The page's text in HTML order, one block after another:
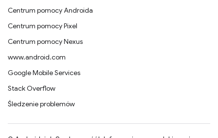
Centrum pomocy Androida
Centrum pomocy Pixel
Centrum pomocy Nexus
www.android.com
Google Mobile Services
Stack Overflow
Śledzenie problemów